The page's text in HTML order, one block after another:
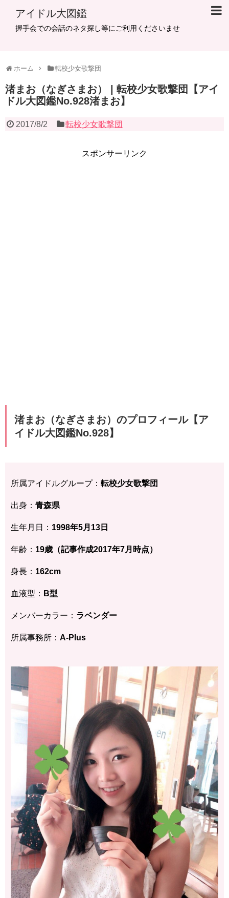
アイドル大図鑑
握手会での会話のネタ探し等にご利用くださいませ
ホーム 転校少女歌撃団
渚まお（なぎさまお） | 転校少女歌撃団【アイ
ドル大図鑑No.928渚まお】
2017/8/2 転校少女歌撃団
スポンサーリンク
渚まお（なぎさまお）のプロフィール【ア
イドル大図鑑No.928】
所属アイドルグループ： 転校少女歌撃団
出身： 青森県
生年月日： 1998年5月13日
年齢： 19歳（記事作成2017年7月時点）
身長： 162cm
血液型： B型
メンバーカラー： ラベンダー
所属事務所： A-Plus